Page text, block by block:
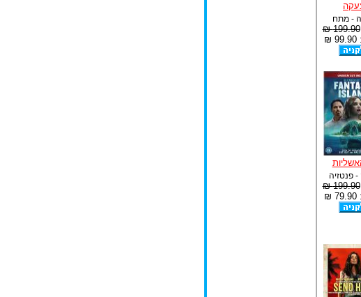
- מתח
199.90 ₪
פנטזיה
199.90 ₪